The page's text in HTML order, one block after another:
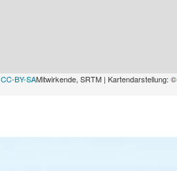
CC-BY-SAMitwirkende, SRTM | Kartendarstellung: ©